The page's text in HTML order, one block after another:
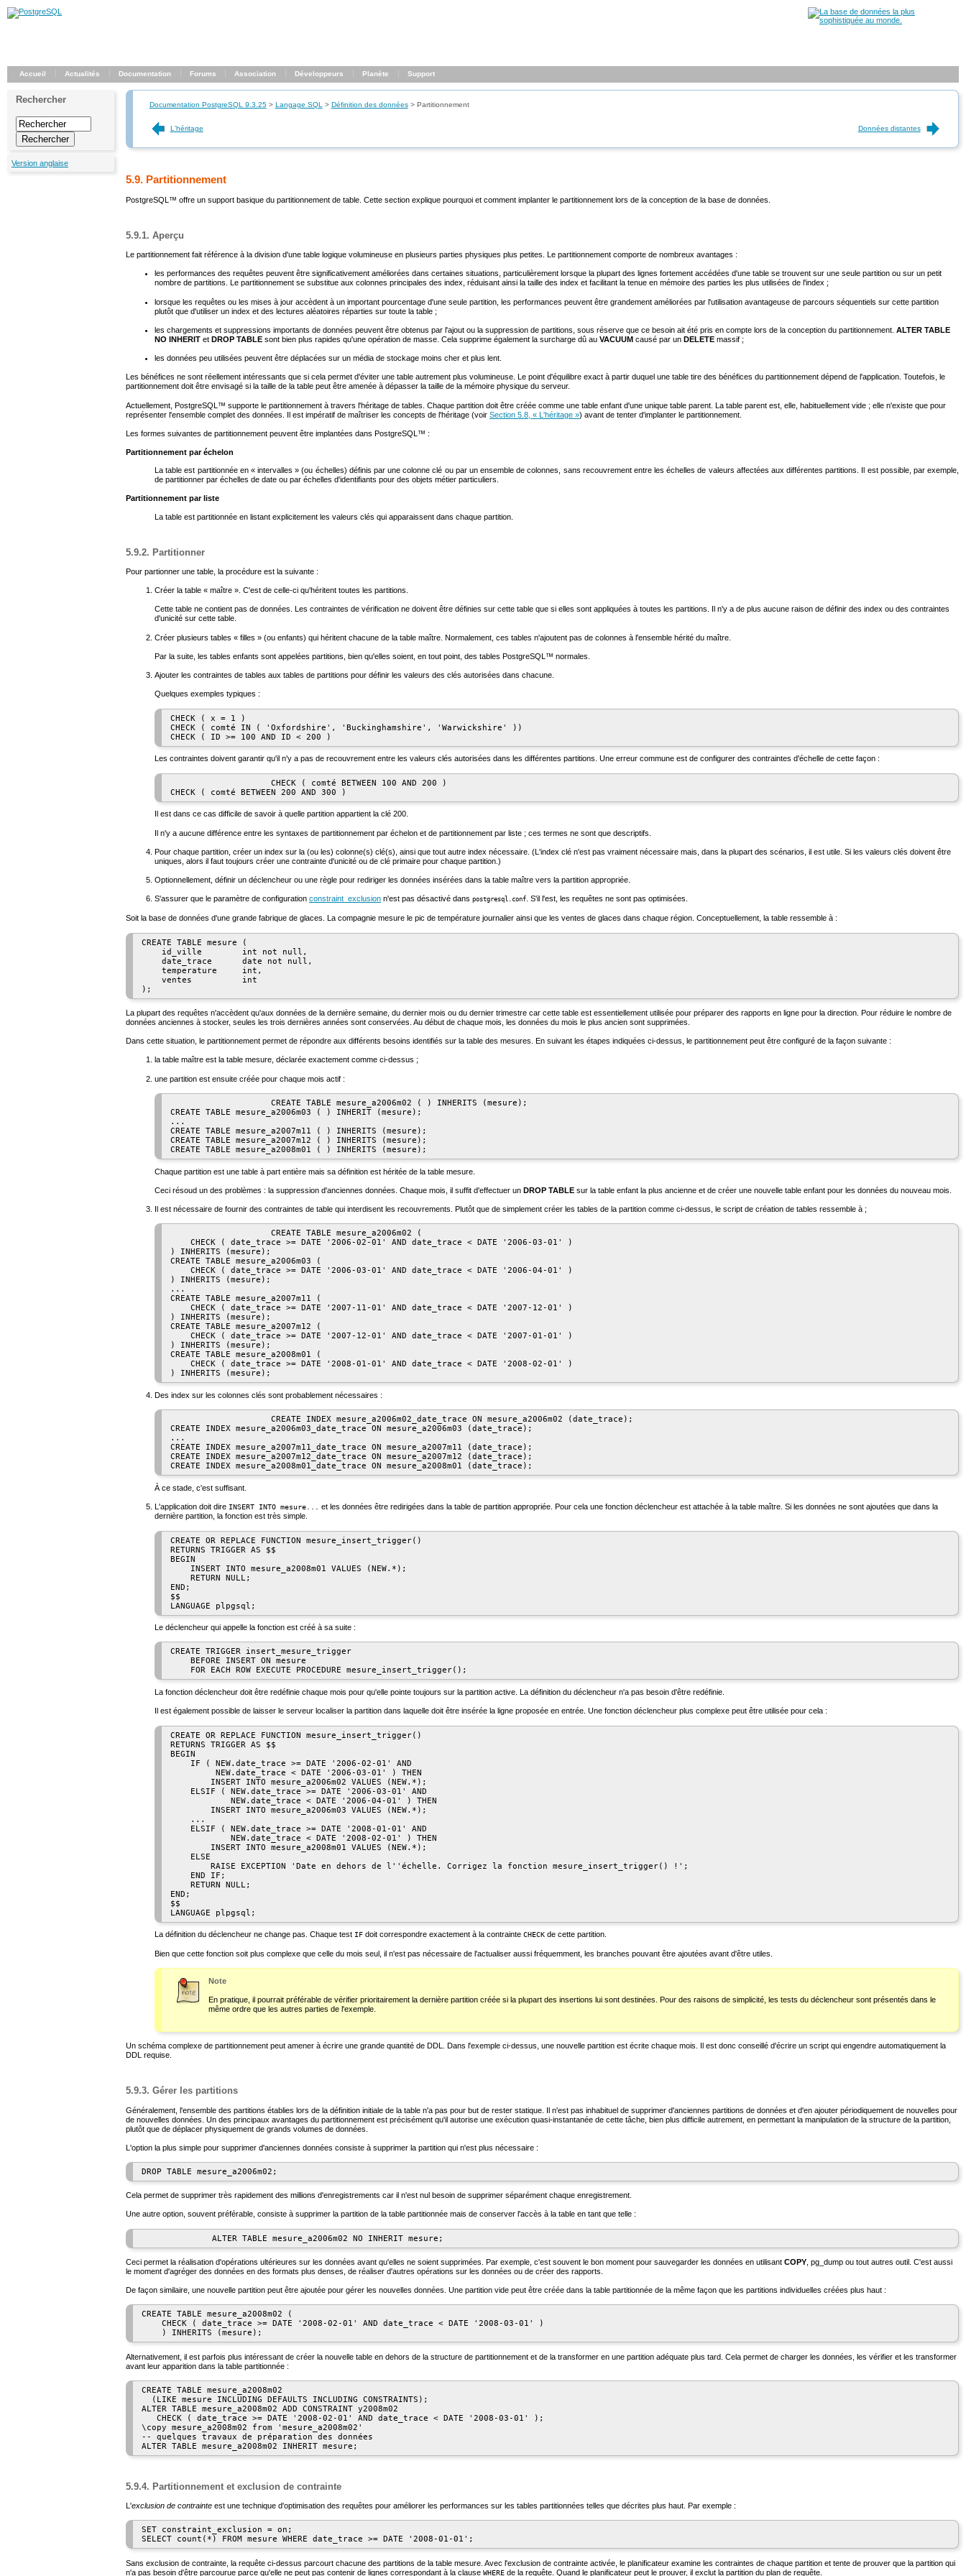
Accueil Actualités Documentation Forums Association Développeurs Planète Support
Rechercher
Version anglaise
Documentation PostgreSQL 9.3.25> Langage SQL > Définition des données> Partitionnement
L'héritage Données distantes
5.9. Partitionnement
PostgreSQL ™ offre un support basique du partitionnement de table. Cette section explique pourquoi et comment implanter le partitionnement lors de la conception de la base de données.
5.9.1. Aperçu
Le partitionnement fait référence à la division d'une table logique volumineuse en plusieurs parties physiques plus petites. Le partitionnement comporte de nombreux avantages :
les performances des requêtes peuvent être significativement améliorées dans certaines situations, particulièrement lorsque la plupart des lignes fortement accédées d'une table se trouvent sur une seule partition ou sur un petit
nombre de partitions. Le partitionnement se substitue aux colonnes principales des index, réduisant ainsi la taille des index et facilitant la tenue en mémoire des parties les plus utilisées de l'index ;
lorsque les requêtes ou les mises à jour accèdent à un important pourcentage d'une seule partition, les performances peuvent être grandement améliorées par l'utilisation avantageuse de parcours séquentiels sur cette partition
plutôt que d'utiliser un index et des lectures aléatoires réparties sur toute la table ;
les chargements et suppressions importants de données peuvent être obtenus par l'ajout ou la suppression de partitions, sous réserve que ce besoin ait été pris en compte lors de la conception du partitionnement. ALTER TABLE
NO INHERIT et DROP TABLE sont bien plus rapides qu'une opération de masse. Cela supprime également la surcharge dû au VACUUM causé par un DELETE massif ;
les données peu utilisées peuvent être déplacées sur un média de stockage moins cher et plus lent.
Les bénéfices ne sont réellement intéressants que si cela permet d'éviter une table autrement plus volumineuse. Le point d'équilibre exact à partir duquel une table tire des bénéfices du partitionnement dépend de l'application. Toutefois, le
partitionnement doit être envisagé si la taille de la table peut être amenée à dépasser la taille de la mémoire physique du serveur.
Actuellement, PostgreSQL ™ supporte le partitionnement à travers l'héritage de tables. Chaque partition doit être créée comme une table enfant d'une unique table parent. La table parent est, elle, habituellement vide ; elle n'existe que pour
représenter l'ensemble complet des données. Il est impératif de maîtriser les concepts de l'héritage (voir Section 5.8, « L'héritage ») avant de tenter d'implanter le partitionnement.
Les formes suivantes de partitionnement peuvent être implantées dans PostgreSQL ™ :
Partitionnement par échelon
La table est partitionnée en «intervalles » (ou échelles) définis par une colonne clé ou par un ensemble de colonnes, sans recouvrement entre les échelles de valeurs affectées aux différentes partitions. Il est possible, par exemple,
de partitionner par échelles de date ou par échelles d'identifiants pour des objets métier particuliers.
Partitionnement par liste
La table est partitionnée en listant explicitement les valeurs clés qui apparaissent dans chaque partition.
5.9.2. Partitionner
Pour partionner une table, la procédure est la suivante :
Créer la table « maître » . C'est de celle-ci qu'héritent toutes les partitions.
Cette table ne contient pas de données. Les contraintes de vérification ne doivent être définies sur cette table que si elles sont appliquées à toutes les partitions. Il n'y a de plus aucune raison de définir des index ou des contraintes
d'unicité sur cette table.
Créer plusieurs tables « filles » (ou enfants) qui héritent chacune de la table maître. Normalement, ces tables n'ajoutent pas de colonnes à l'ensemble hérité du maître.
Par la suite, les tables enfants sont appelées partitions, bien qu'elles soient, en tout point, des tables PostgreSQL ™ normales.
Ajouter les contraintes de tables aux tables de partitions pour définir les valeurs des clés autorisées dans chacune.
Quelques exemples typiques :
CHECK ( x = 1 )
CHECK ( comté IN ( 'Oxfordshire', 'Buckinghamshire', 'Warwickshire' ))
CHECK ( ID >= 100 AND ID < 200 )
Les contraintes doivent garantir qu'il n'y a pas de recouvrement entre les valeurs clés autorisées dans les différentes partitions. Une erreur commune est de configurer des contraintes d'échelle de cette façon :
                    CHECK ( comté BETWEEN 100 AND 200 )
CHECK ( comté BETWEEN 200 AND 300 )
Il est dans ce cas difficile de savoir à quelle partition appartient la clé 200.
Il n'y a aucune différence entre les syntaxes de partitionnement par échelon et de partitionnement par liste ; ces termes ne sont que descriptifs.
Pour chaque partition, créer un index sur la (ou les) colonne(s) clé(s), ainsi que tout autre index nécessaire. (L'index clé n'est pas vraiment nécessaire mais, dans la plupart des scénarios, il est utile. Si les valeurs clés doivent être
uniques, alors il faut toujours créer une contrainte d'unicité ou de clé primaire pour chaque partition.)
Optionnellement, définir un déclencheur ou une règle pour rediriger les données insérées dans la table maître vers la partition appropriée.
S'assurer que le paramètre de configuration constraint_exclusion n'est pas désactivé dans postgresql.conf . S'il l'est, les requêtes ne sont pas optimisées.
Soit la base de données d'une grande fabrique de glaces. La compagnie mesure le pic de température journalier ainsi que les ventes de glaces dans chaque région. Conceptuellement, la table ressemble à :
CREATE TABLE mesure (
    id_ville        int not null,
    date_trace      date not null,
    temperature     int,
    ventes          int
);
La plupart des requêtes n'accèdent qu'aux données de la dernière semaine, du dernier mois ou du dernier trimestre car cette table est essentiellement utilisée pour préparer des rapports en ligne pour la direction. Pour réduire le nombre de
données anciennes à stocker, seules les trois dernières années sont conservées. Au début de chaque mois, les données du mois le plus ancien sont supprimées.
Dans cette situation, le partitionnement permet de répondre aux différents besoins identifiés sur la table des mesures. En suivant les étapes indiquées ci-dessus, le partitionnement peut être configuré de la façon suivante :
la table maître est la table mesure , déclarée exactement comme ci-dessus ;
une partition est ensuite créée pour chaque mois actif :
                    CREATE TABLE mesure_a2006m02 ( ) INHERITS (mesure);
CREATE TABLE mesure_a2006m03 ( ) INHERIT (mesure);
...
CREATE TABLE mesure_a2007m11 ( ) INHERITS (mesure);
CREATE TABLE mesure_a2007m12 ( ) INHERITS (mesure);
CREATE TABLE mesure_a2008m01 ( ) INHERITS (mesure);
Chaque partition est une table à part entière mais sa définition est héritée de la table mesure
Ceci résoud un des problèmes : la suppression d'anciennes données. Chaque mois, il suffit d'effectuer un DROP TABLE sur la table enfant la plus ancienne et de créer une nouvelle table enfant pour les données du nouveau mois.
Il est nécessaire de fournir des contraintes de table qui interdisent les recouvrements. Plutôt que de simplement créer les tables de la partition comme ci-dessus, le script de création de tables ressemble à ;
                    CREATE TABLE mesure_a2006m02 (
    CHECK ( date_trace >= DATE '2006-02-01' AND date_trace < DATE '2006-03-01' )
) INHERITS (mesure);
CREATE TABLE mesure_a2006m03 (
    CHECK ( date_trace >= DATE '2006-03-01' AND date_trace < DATE '2006-04-01' )
) INHERITS (mesure);
...
CREATE TABLE mesure_a2007m11 (
    CHECK ( date_trace >= DATE '2007-11-01' AND date_trace < DATE '2007-12-01' )
) INHERITS (mesure);
CREATE TABLE mesure_a2007m12 (
    CHECK ( date_trace >= DATE '2007-12-01' AND date_trace < DATE '2007-01-01' )
) INHERITS (mesure);
CREATE TABLE mesure_a2008m01 (
    CHECK ( date_trace >= DATE '2008-01-01' AND date_trace < DATE '2008-02-01' )
) INHERITS (mesure);
Des index sur les colonnes clés sont probablement nécessaires :
                    CREATE INDEX mesure_a2006m02_date_trace ON mesure_a2006m02 (date_trace);
CREATE INDEX mesure_a2006m03_date_trace ON mesure_a2006m03 (date_trace);
...
CREATE INDEX mesure_a2007m11_date_trace ON mesure_a2007m11 (date_trace);
CREATE INDEX mesure_a2007m12_date_trace ON mesure_a2007m12 (date_trace);
CREATE INDEX mesure_a2008m01_date_trace ON mesure_a2008m01 (date_trace);
À ce stade, c'est suffisant.
L'application doit dire INSERT INTO mesure... et les données être redirigées dans la table de partition appropriée. Pour cela une fonction déclencheur est attachée à la table maître. Si les données ne sont ajoutées que dans la
dernière partition, la fonction est très simple.
CREATE OR REPLACE FUNCTION mesure_insert_trigger()
RETURNS TRIGGER AS $$
BEGIN
    INSERT INTO mesure_a2008m01 VALUES (NEW.*);
    RETURN NULL;
END;
$$
Le déclencheur qui appelle la fonction est créé à sa suite :
CREATE TRIGGER insert_mesure_trigger
    BEFORE INSERT ON mesure
La fonction déclencheur doit être redéfinie chaque mois pour qu'elle pointe toujours sur la partition active. La définition du déclencheur n'a pas besoin d'être redéfinie.
Il est également possible de laisser le serveur localiser la partition dans laquelle doit être insérée la ligne proposée en entrée. Une fonction déclencheur plus complexe peut être utilisée pour cela :
CREATE OR REPLACE FUNCTION mesure_insert_trigger()
RETURNS TRIGGER AS $$
BEGIN
    IF ( NEW.date_trace >= DATE '2006-02-01' AND
         NEW.date_trace < DATE '2006-03-01' ) THEN
        INSERT INTO mesure_a2006m02 VALUES (NEW.*);
    ELSIF ( NEW.date_trace >= DATE '2006-03-01' AND
            NEW.date_trace < DATE '2006-04-01' ) THEN
        INSERT INTO mesure_a2006m03 VALUES (NEW.*);
    ...
    ELSIF ( NEW.date_trace >= DATE '2008-01-01' AND
            NEW.date_trace < DATE '2008-02-01' ) THEN
        INSERT INTO mesure_a2008m01 VALUES (NEW.*);
    ELSE
        RAISE EXCEPTION 'Date en dehors de l''échelle. Corrigez la fonction mesure_insert_trigger() !';
    END IF;
    RETURN NULL;
END;
$$
La définition du déclencheur ne change pas. Chaque test IF doit correspondre exactement à la contrainte CHECK de cette partition.
Bien que cette fonction soit plus complexe que celle du mois seul, il n'est pas nécessaire de l'actualiser aussi fréquemment, les branches pouvant être ajoutées avant d'être utiles.
Note
En pratique, il pourrait préférable de vérifier prioritairement la dernière partition créée si la plupart des insertions lui sont destinées. Pour des raisons de simplicité, les tests du déclencheur sont présentés dans le
même ordre que les autres parties de l'exemple.
Un schéma complexe de partitionnement peut amener à écrire une grande quantité de DDL. Dans l'exemple ci-dessus, une nouvelle partition est écrite chaque mois. Il est donc conseillé d'écrire un script qui engendre automatiquement la
DDL requise.
5.9.3. Gérer les partitions
Généralement, l'ensemble des partitions établies lors de la définition initiale de la table n'a pas pour but de rester statique. Il n'est pas inhabituel de supprimer d'anciennes partitions de données et d'en ajouter périodiquement de nouvelles pour
de nouvelles données. Un des principaux avantages du partitionnement est précisément qu'il autorise une exécution quasi-instantanée de cette tâche, bien plus difficile autrement, en permettant la manipulation de la structure de la partition,
plutôt que de déplacer physiquement de grands volumes de données.
L'option la plus simple pour supprimer d'anciennes données consiste à supprimer la partition qui n'est plus nécessaire :
Cela permet de supprimer très rapidement des millions d'enregistrements car il n'est nul besoin de supprimer séparément chaque enregistrement.
Une autre option, souvent préférable, consiste à supprimer la partition de la table partitionnée mais de conserver l'accès à la table en tant que telle :
Ceci permet la réalisation d'opérations ultérieures sur les données avant qu'elles ne soient supprimées. Par exemple, c'est souvent le bon moment pour sauvegarder les données en utilisant COPY pg_dump ou tout autres outil. C'est aussi
le moment d'agréger des données en des formats plus denses, de réaliser d'autres opérations sur les données ou de créer des rapports.
De façon similaire, une nouvelle partition peut être ajoutée pour gérer les nouvelles données. Une partition vide peut être créée dans la table partitionnée de la même façon que les partitions individuelles créées plus haut :
CREATE TABLE mesure_a2008m02 (
    CHECK ( date_trace >= DATE '2008-02-01' AND date_trace < DATE '2008-03-01' )
Alternativement, il est parfois plus intéressant de créer la nouvelle table en dehors de la structure de partitionnement et de la transformer en une partition adéquate plus tard. Cela permet de charger les données, les vérifier et les transformer
avant leur apparition dans la table partitionnée :
CREATE TABLE mesure_a2008m02
  (LIKE mesure INCLUDING DEFAULTS INCLUDING CONSTRAINTS);
ALTER TABLE mesure_a2008m02 ADD CONSTRAINT y2008m02
   CHECK ( date_trace >= DATE '2008-02-01' AND date_trace < DATE '2008-03-01' );
\copy mesure_a2008m02 from 'mesure_a2008m02'
-- quelques travaux de préparation des données
5.9.4. Partitionnement et exclusion de contrainte
L'exclusion de contrainte est une technique d'optimisation des requêtes pour améliorer les performances sur les tables partitionnées telles que décrites plus haut. Par exemple :
SET constraint_exclusion = on;
SELECT count(*) FROM mesure WHERE date_trace >= DATE '2008-01-01';
Sans exclusion de contrainte, la requête ci-dessus parcourt chacune des partitions de la table mesure . Avec l'exclusion de contrainte activée, le planificateur examine les contraintes de chaque partition et tente de prouver que la partition qui
n'a pas besoin d'être parcourue parce qu'elle ne peut pas contenir de lignes correspondant à la clause WHERE de la requête. Quand le planificateur peut le prouver, il exclut la partition du plan de requête.